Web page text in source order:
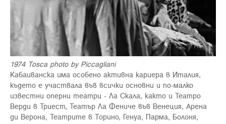
1974 Tosca photo by Piccagliani
Кабаиванска има особено активна кариера в Италия,
където е участвала във всички основни и по-малко
известни оперни театри - Ла Скала, както и Театро
Верди в Триест, Театър Ла Фениче във Венеция, Арена
ди Верона, Театрите в Торино, Генуа, Парма, Болоня,